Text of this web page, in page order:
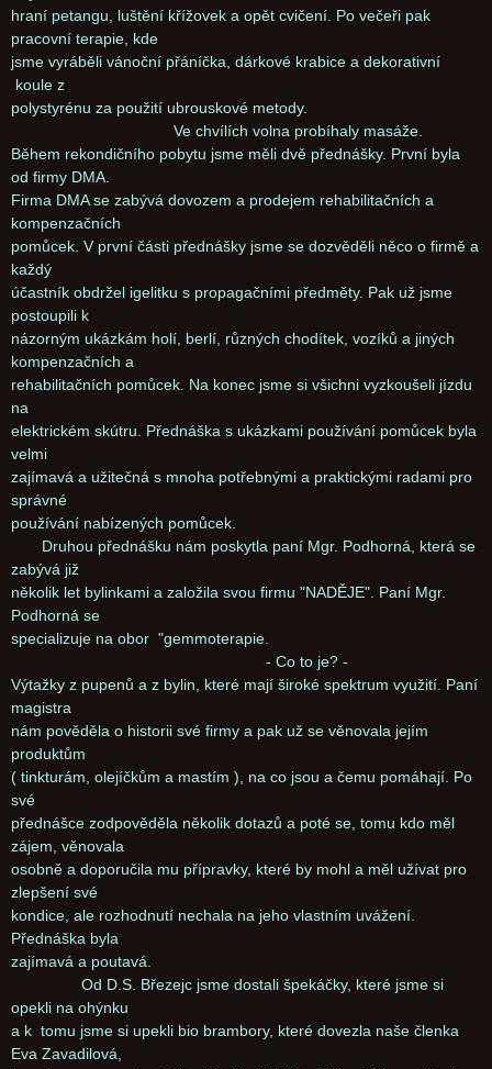
hraní petangu, luštění křížovek a opět cvičení. Po večeři pak
pracovní terapie, kde
jsme vyráběli vánoční přáníčka, dárkové krabice a dekorativní
koule z
polystyrénu za použití ubrouskové metody.
Ve chvílích volna probíhaly masáže.
Během rekondičního pobytu jsme měli dvě přednášky. První byla
od firmy DMA.
Firma DMA se zabývá dovozem a prodejem rehabilitačních a
kompenzačních
pomůcek. V první části přednášky jsme se dozvěděli něco o firmě a
každý
účastník obdržel igelitku s propagačními předměty. Pak už jsme
postoupili k
názorným ukázkám holí, berlí, různých chodítek, vozíků a jiných
kompenzačních a
rehabilitačních pomůcek. Na konec jsme si všichni vyzkoušeli jízdu
na
elektrickém skútru. Přednáška s ukázkami používání pomůcek byla
velmi
zajímavá a užitečná s mnoha potřebnými a praktickými radami pro
správné
používání nabízených pomůcek.
Druhou přednášku nám poskytla paní Mgr. Podhorná, která se
zabývá již
několik let bylinkami a založila svou firmu "NADĚJE". Paní Mgr.
Podhorná se
specializuje na obor "gemmoterapie.
- Co to je? -
Výtažky z pupenů a z bylin, které mají široké spektrum využití. Paní
magistra
nám pověděla o historii své firmy a pak už se věnovala jejím
produktům
( tinkturám, olejíčkům a mastím ), na co jsou a čemu pomáhají. Po
své
přednášce zodpověděla několik dotazů a poté se, tomu kdo měl
zájem, věnovala
osobně a doporučila mu přípravky, které by mohl a měl užívat pro
zlepšení své
kondice, ale rozhodnutí nechala na jeho vlastním uvážení.
Přednáška byla
zajímavá a poutavá.
Od D.S. Březejc jsme dostali špekáčky, které jsme si
opekli na ohýnku
a k tomu jsme si upekli bio brambory, které dovezla naše členka
Eva Zavadilová,